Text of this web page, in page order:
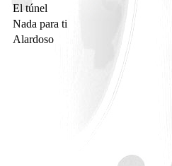
El túnel
Nada para ti
Alardoso